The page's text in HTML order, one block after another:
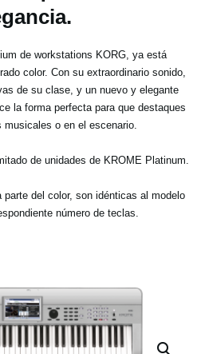
de workstations KORG, ya está
color. Con su extraordinario sonido,
de su clase, y un nuevo y elegante
la forma perfecta para que destaques
musicales o en el escenario.
de unidades de KROME Platinum.
del color, son idénticas al modelo
número de teclas.